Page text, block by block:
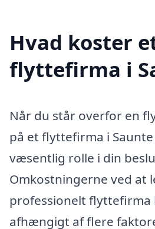
Hvad koster
flyttefirma i
Når du står overfor en
på et flyttefirma i
væsentlig rolle i din
Omkostningerne ved at
professionelt flyttefirma
afhængigt af flere